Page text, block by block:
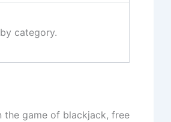
category.
the game of blackjack, free